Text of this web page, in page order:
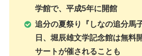
学館で、平成5年に開館
追分の夏祭り『しなの追分馬
日、堀辰雄文学記念館は無料
サートが催されることも